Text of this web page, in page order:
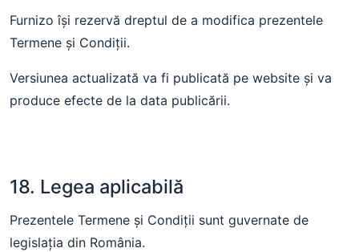
Furnizo își rezervă dreptul de a modifica prezentele
Termene și Condiții.
Versiunea actualizată va fi publicată pe website și va
produce efecte de la data publicării.
18. Legea aplicabilă
Prezentele Termene și Condiții sunt guvernate de
legislația din România.